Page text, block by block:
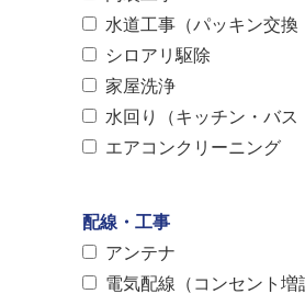
水道工事（パッキン交換
シロアリ駆除
家屋洗浄
水回り（キッチン・バ
エアコンクリーニング
配線・工事
アンテナ
電気配線（コンセント